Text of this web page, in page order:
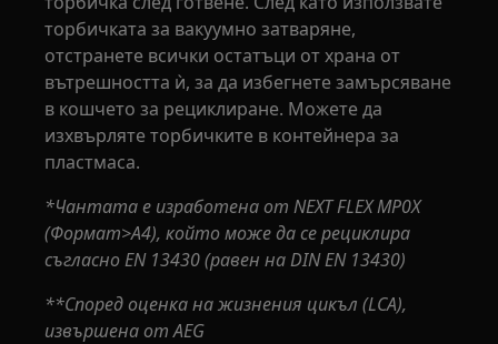
торбичката за вакуумно затваряне,
отстранете всички остатъци от храна от
вътрешността ѝ, за да избегнете замърсяване
в кошчето за рециклиране. Можете да
изхвърляте торбичките в контейнера за
пластмаса.
*Чантата е изработена от NEXT FLEX MP0X
(Формат>A4), който може да се рециклира
съгласно EN 13430 (равен на DIN EN 13430)
**Според оценка на жизнения цикъл (LCA),
извършена от AEG